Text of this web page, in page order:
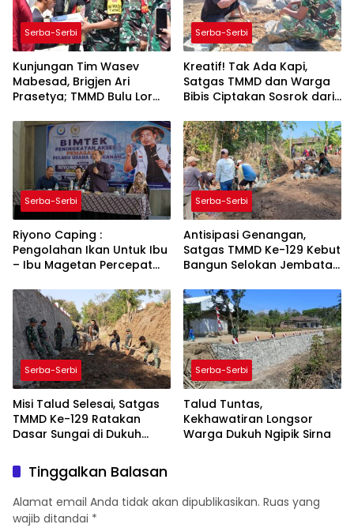
Serba-Serbi
Kunjungan Tim Wasev
Mabesad, Brigjen Ari
Prasetya; TMMD Bulu Lor
untuk Masyarakat
Serba-Serbi
Kreatif! Tak Ada Kapi,
Satgas TMMD dan Warga
Bibis Ciptakan Sosrok dari
Serba-Serbi
Riyono Caping :
Pengolahan Ikan Untuk Ibu
– Ibu Magetan Percepat
Serba-Serbi
Antisipasi Genangan,
Satgas TMMD Ke-129 Kebut
Bangun Selokan Jembatan
Serba-Serbi
Misi Talud Selesai, Satgas
TMMD Ke-129 Ratakan
Dasar Sungai di Dukuh
Serba-Serbi
Talud Tuntas,
Kekhawatiran Longsor
Warga Dukuh Ngipik Sirna
Tinggalkan Balasan
Alamat email Anda tidak akan dipublikasikan. Ruas yang
wajib ditandai *